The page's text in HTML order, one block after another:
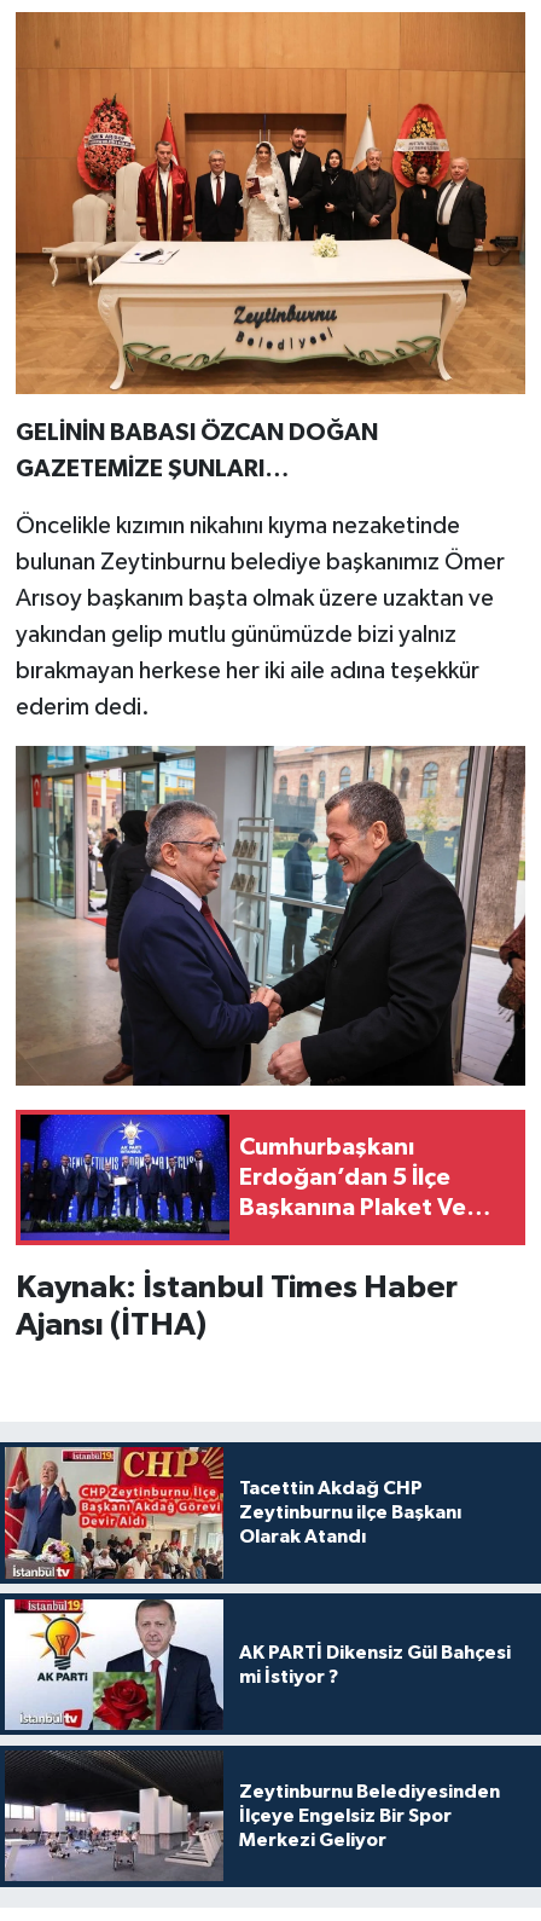
GELİNİN BABASI ÖZCAN DOĞAN
GAZETEMİZE ŞUNLARI…
Öncelikle kızımın nikahını kıyma nezaketinde
bulunan Zeytinburnu belediye başkanımız Ömer
Arısoy başkanım başta olmak üzere uzaktan ve
yakından gelip mutlu günümüzde bizi yalnız
bırakmayan herkese her iki aile adına teşekkür
ederim dedi.
Cumhurbaşkanı
Erdoğan’dan 5 İlçe
Başkanına Plaket Ve
Kaynak: İstanbul Times Haber
Ajansı (İTHA)
Tacettin Akdağ CHP
Zeytinburnu ilçe Başkanı
Olarak Atandı
AK PARTİ Dikensiz Gül Bahçesi
mi İstiyor ?
Zeytinburnu Belediyesinden
İlçeye Engelsiz Bir Spor
Merkezi Geliyor